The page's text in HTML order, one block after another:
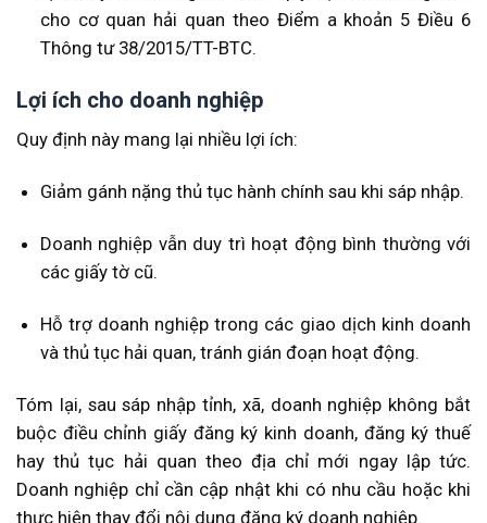
cho cơ quan hải quan theo Điểm a khoản 5 Điều 6
Thông tư 38/2015/TT-BTC.
Lợi ích cho doanh nghiệp
Quy định này mang lại nhiều lợi ích:
Giảm gánh nặng thủ tục hành chính sau khi sáp nhập.
Doanh nghiệp vẫn duy trì hoạt động bình thường với
các giấy tờ cũ.
Hỗ trợ doanh nghiệp trong các giao dịch kinh doanh
và thủ tục hải quan, tránh gián đoạn hoạt động.
Tóm lại, sau sáp nhập tỉnh, xã, doanh nghiệp không bắt
buộc điều chỉnh giấy đăng ký kinh doanh, đăng ký thuế
hay thủ tục hải quan theo địa chỉ mới ngay lập tức.
Doanh nghiệp chỉ cần cập nhật khi có nhu cầu hoặc khi
thực hiện thay đổi nội dung đăng ký doanh nghiệp.